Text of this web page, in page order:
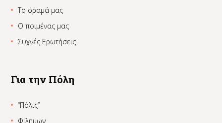
Το όραμά μας
Ο ποιμένας μας
Συχνές Ερωτήσεις
Για την Πόλη
“Πόλις”
Φιλήμων